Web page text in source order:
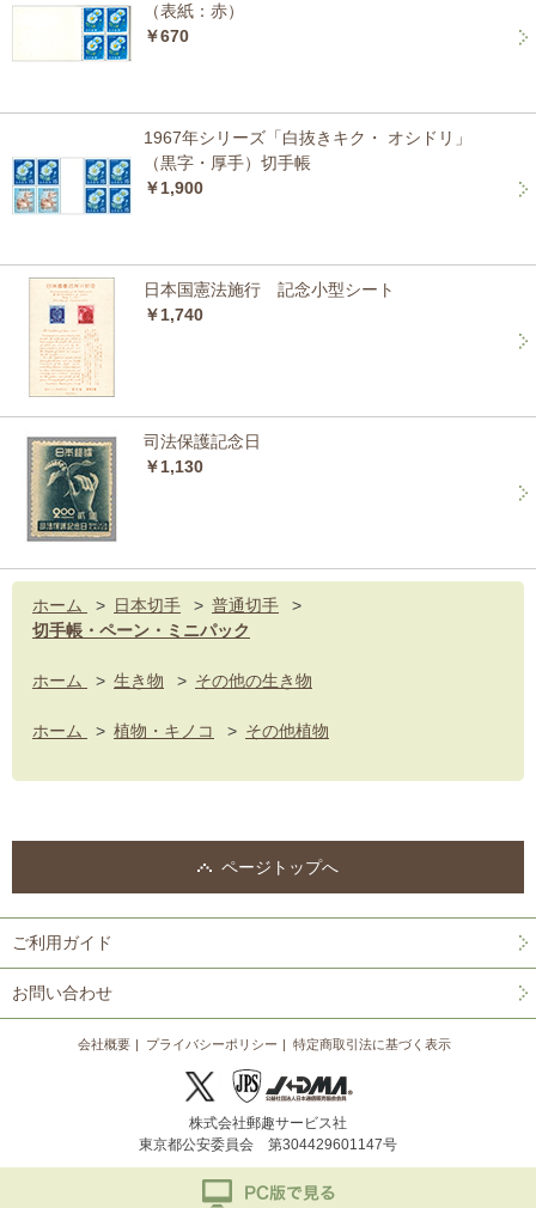
（表紙：赤）
￥670
1967年シリーズ「白抜きキク・ オシドリ」
（黒字・厚手）切手帳
￥1,900
日本国憲法施行 記念小型シート
￥1,740
司法保護記念日
￥1,130
ホーム > 日本切手 > 普通切手
>
切手帳・ペーン・ミニパック
ホーム > 生き物 > その他の生き物
ホーム > 植物・キノコ > その他植物
ページトップへ
ご利用ガイド
お問い合わせ
会社概要 プライバシーポリシー 特定商取引法に基づく表示
株式会社郵趣サービス社
東京都公安委員会 第304429601147号